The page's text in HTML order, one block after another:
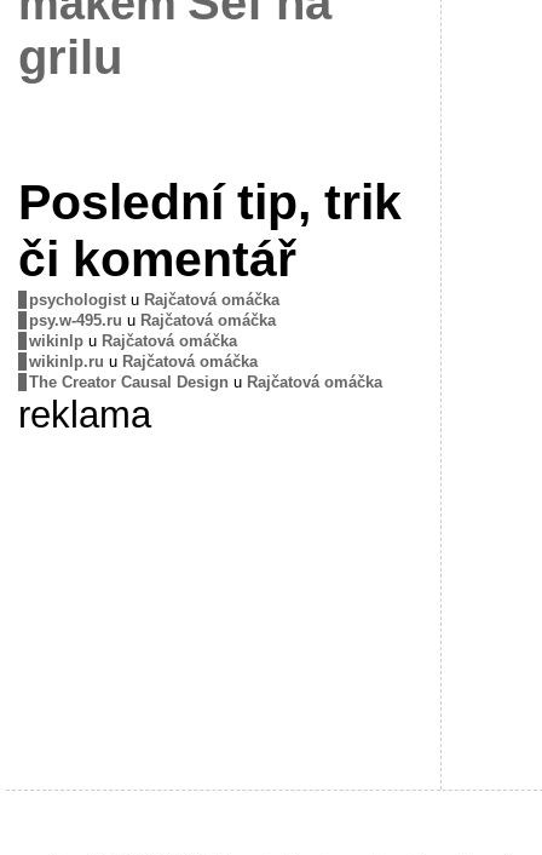
grilu
Poslední tip, trik
či komentář
psychologistu Rajčatová omáčka
psy.w-495.ru u Rajčatová omáčka
wikinlpu Rajčatová omáčka
wikinlp.ru u Rajčatová omáčka
The Creator Causal Design u Rajčatová omáčka
reklama